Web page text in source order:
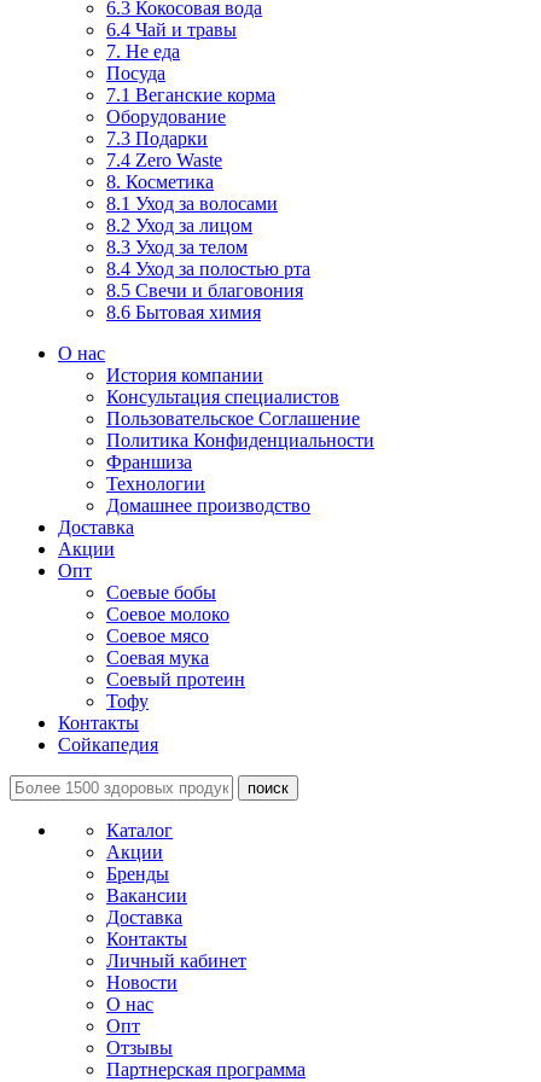
6.3 Кокосовая вода
6.4 Чай и травы
7. Не еда
Посуда
7.1 Веганские корма
Оборудование
7.3 Подарки
7.4 Zero Waste
8. Косметика
8.1 Уход за волосами
8.2 Уход за лицом
8.3 Уход за телом
8.4 Уход за полостью рта
8.5 Свечи и благовония
8.6 Бытовая химия
О нас
История компании
Консультация специалистов
Пользовательское Соглашение
Политика Конфиденциальности
Франшиза
Технологии
Домашнее производство
Доставка
Акции
Опт
Соевые бобы
Соевое молоко
Соевое мясо
Соевая мука
Соевый протеин
Тофу
Контакты
Сойкапедия
поиск
Каталог
Акции
Бренды
Вакансии
Доставка
Контакты
Личный кабинет
Новости
О нас
Опт
Отзывы
Партнерская программа